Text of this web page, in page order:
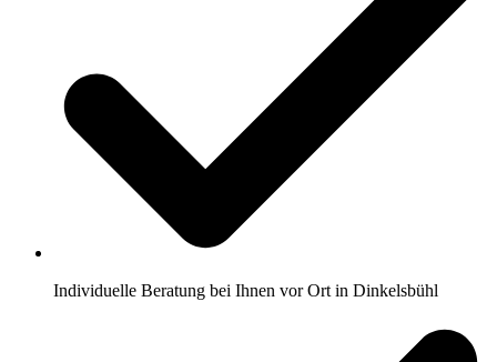
Individuelle Beratung bei Ihnen vor Ort in Dinkelsbühl